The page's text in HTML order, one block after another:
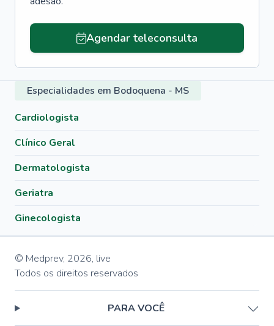
Agendar teleconsulta
Especialidades em Bodoquena - MS
Cardiologista
Clínico Geral
Dermatologista
Geriatra
Ginecologista
© Medprev, 2026, live
Todos os direitos reservados
PARA VOCÊ